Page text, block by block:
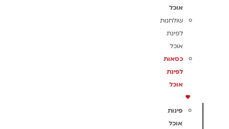
אוכל
שולחנות
לפינת
אוכל
כסאות
לפינת
אוכל
פינות
אוכל